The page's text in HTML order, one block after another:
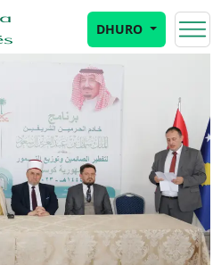
DHURO